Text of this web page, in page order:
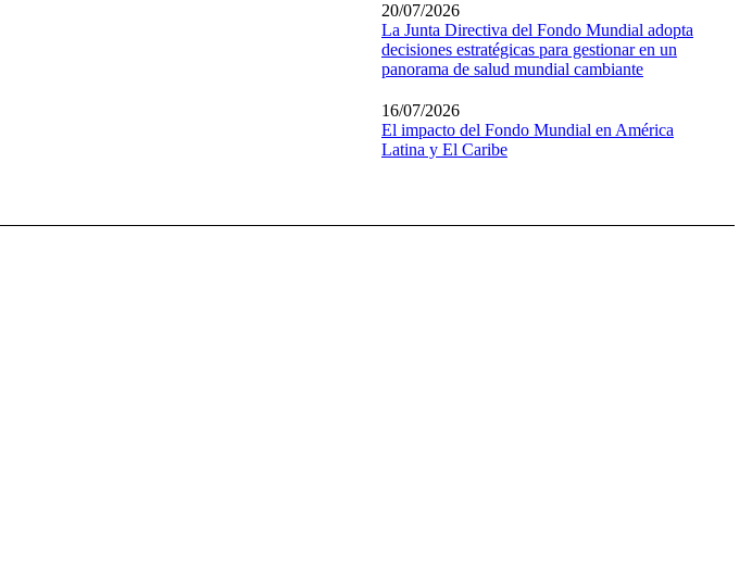
20/07/2026
La Junta Directiva del Fondo Mundial adopta
decisiones estratégicas para gestionar en un
panorama de salud mundial cambiante
16/07/2026
El impacto del Fondo Mundial en América
Latina y El Caribe